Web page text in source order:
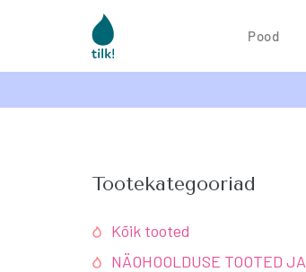
Pood
Tootekategooriad
Kõik tooted
NÄOHOOLDUSE TOOTED JA